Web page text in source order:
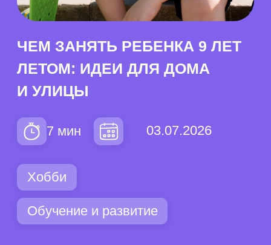
7 мин 03.07.2026
Хобби
Обучение и развитие
Особенности развития →
Занятия дома →
Занятия на улице →
Развивающие занятия →